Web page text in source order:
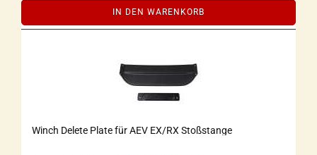
IN DEN WARENKORB
Winch Delete Plate für AEV EX/RX Stoßstange